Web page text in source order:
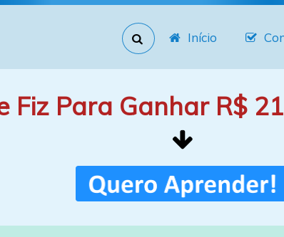
Início
Fiz Para Ganhar R$